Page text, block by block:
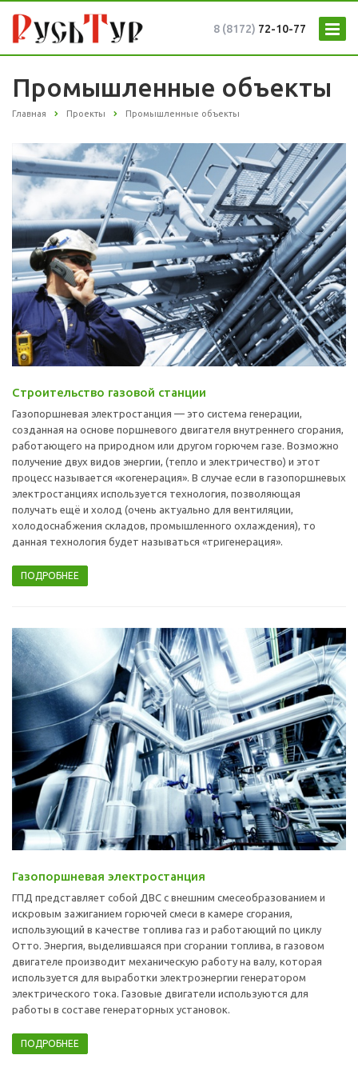
8 (8172) 72-10-77
Промышленные объекты
Главная Проекты Промышленные объекты
Строительство газовой станции
Газопоршневая электростанция — это система генерации,
созданная на основе поршневого двигателя внутреннего сгорания,
работающего на природном или другом горючем газе. Возможно
получение двух видов энергии, (тепло и электричество) и этот
процесс называется «когенерация». В случае если в газопоршневых
электростанциях используется технология, позволяющая
получать ещё и холод (очень актуально для вентиляции,
холодоснабжения складов, промышленного охлаждения), то
данная технология будет называться «тригенерация».
ПОДРОБНЕЕ
Газопоршневая электростанция
ГПД представляет собой ДВС с внешним смесеобразованием и
искровым зажиганием горючей смеси в камере сгорания,
использующий в качестве топлива газ и работающий по циклу
Отто. Энергия, выделившаяся при сгорании топлива, в газовом
двигателе производит механическую работу на валу, которая
используется для выработки электроэнергии генератором
электрического тока. Газовые двигатели используются для
работы в составе генераторных установок.
ПОДРОБНЕЕ